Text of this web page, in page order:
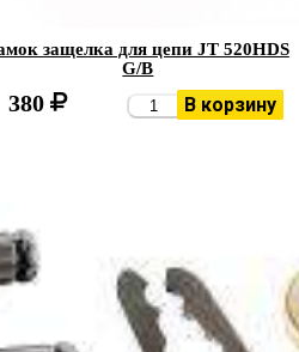
защелка для цепи JT 520HDS
G/B
380 В корзину